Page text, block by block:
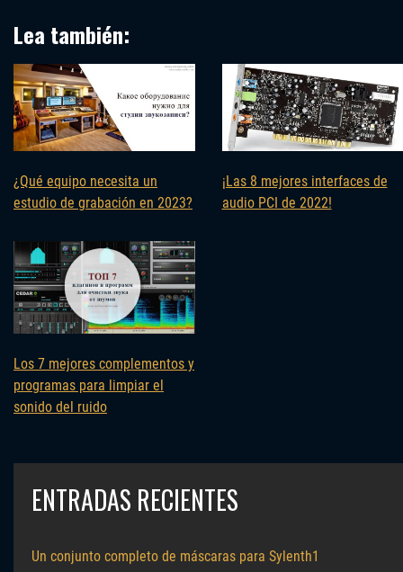
Lea también:
¿Qué equipo necesita un
estudio de grabación en 2023?
¡Las 8 mejores interfaces de
audio PCI de 2022!
Los 7 mejores complementos y
programas para limpiar el
sonido del ruido
ENTRADAS RECIENTES
Un conjunto completo de máscaras para Sylenth1